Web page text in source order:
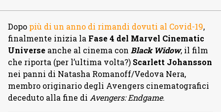
Dopo più di un anno di rimandi dovuti al Covid-19,
finalmente inizia la Fase 4 del Marvel Cinematic
Universe anche al cinema con Black Widow, il film
che riporta (per l’ultima volta?) Scarlett Johansson
nei panni di Natasha Romanoff/Vedova Nera,
membro originario degli Avengers cinematografici
deceduto alla fine di Avengers: Endgame.